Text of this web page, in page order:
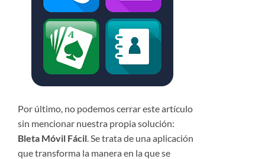
Por último, no podemos cerrar este artículo
sin mencionar nuestra propia solución:
Bleta Móvil Fácil . Se trata de una aplicación
que transforma la manera en la que se